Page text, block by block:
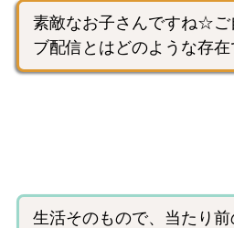
素敵なお子さんですね☆ご
ブ配信とはどのような存在
生活そのもので、当たり